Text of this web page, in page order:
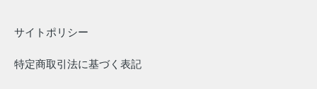
サイトポリシー
特定商取引法に基づく表記